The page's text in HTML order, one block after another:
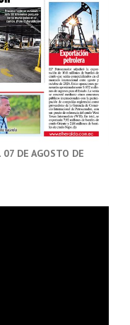
07 DE AGOSTO DE